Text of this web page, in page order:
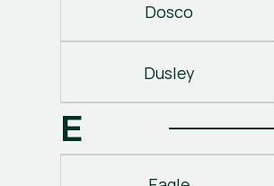
Dosco
Dusley
E